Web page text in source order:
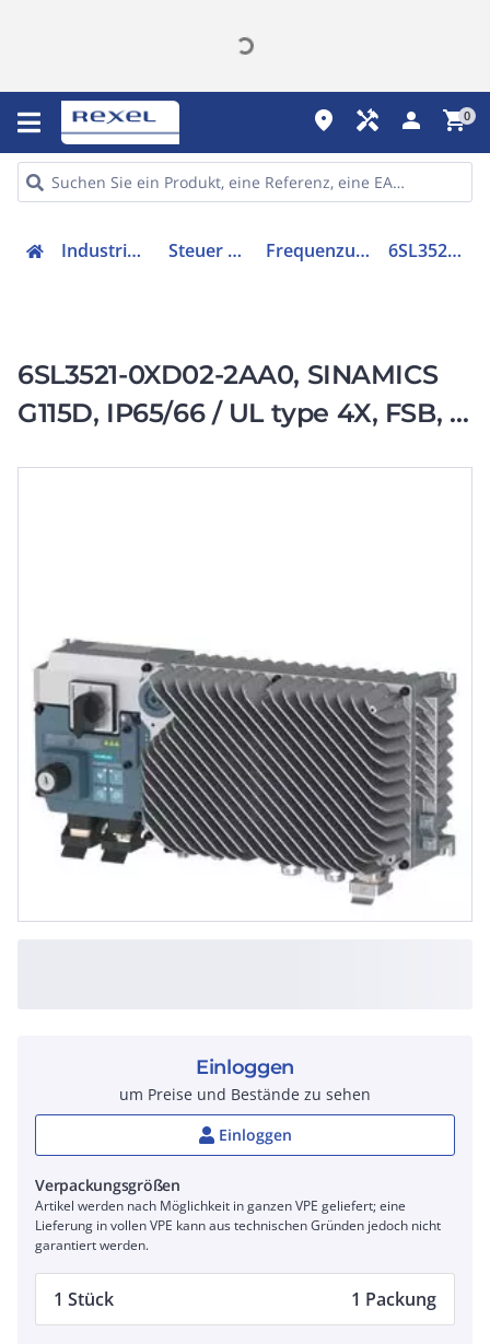
place handyman person shopping_cart0
Industriekomponenten Steuer & Regelgeräte Frequenzumrichter =< 1 kV 6SL35210XD022AA0
6SL3521-0XD02-2AA0, SINAMICS
G115D, IP65/66 / UL type 4X, FSB, 3
Einloggen
um Preise und Bestände zu sehen
Einloggen
Verpackungsgrößen
Artikel werden nach Möglichkeit in ganzen VPE geliefert; eine
Lieferung in vollen VPE kann aus technischen Gründen jedoch nicht
garantiert werden.
1 Stück 1 Packung